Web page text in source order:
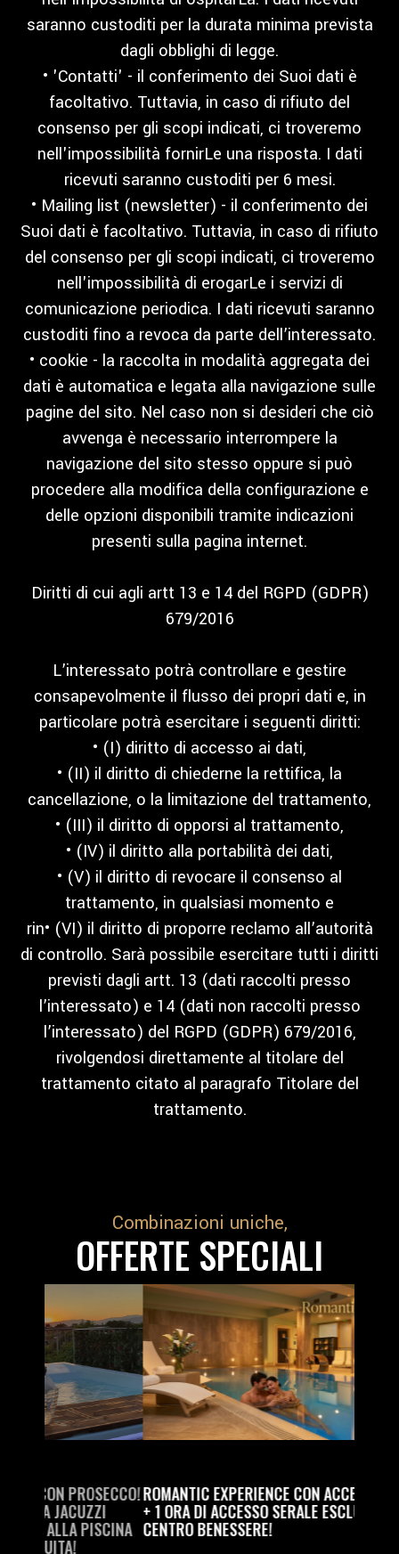
saranno custoditi per la durata minima prevista
dagli obblighi di legge.
• 'Contatti' - il conferimento dei Suoi dati è
facoltativo. Tuttavia, in caso di rifiuto del
consenso per gli scopi indicati, ci troveremo
nell'impossibilità fornirLe una risposta. I dati
ricevuti saranno custoditi per 6 mesi.
• Mailing list (newsletter) - il conferimento dei
Suoi dati è facoltativo. Tuttavia, in caso di rifiuto
del consenso per gli scopi indicati, ci troveremo
nell'impossibilità di erogarLe i servizi di
comunicazione periodica. I dati ricevuti saranno
custoditi fino a revoca da parte dell’interessato.
• cookie - la raccolta in modalità aggregata dei
dati è automatica e legata alla navigazione sulle
pagine del sito. Nel caso non si desideri che ciò
avvenga è necessario interrompere la
navigazione del sito stesso oppure si può
procedere alla modifica della configurazione e
delle opzioni disponibili tramite indicazioni
presenti sulla pagina internet.
Diritti di cui agli artt 13 e 14 del RGPD (GDPR)
679/2016
L’interessato potrà controllare e gestire
consapevolmente il flusso dei propri dati e, in
particolare potrà esercitare i seguenti diritti:
• (I) diritto di accesso ai dati,
• (II) il diritto di chiederne la rettifica, la
cancellazione, o la limitazione del trattamento,
• (III) il diritto di opporsi al trattamento,
• (IV) il diritto alla portabilità dei dati,
• (V) il diritto di revocare il consenso al
trattamento, in qualsiasi momento e
rin• (VI) il diritto di proporre reclamo all’autorità
di controllo. Sarà possibile esercitare tutti i diritti
previsti dagli artt. 13 (dati raccolti presso
l’interessato) e 14 (dati non raccolti presso
l’interessato) del RGPD (GDPR) 679/2016,
rivolgendosi direttamente al titolare del
trattamento citato al paragrafo Titolare del
trattamento.
Combinazioni uniche,
OFFERTE SPECIALI
ROMANTIC EXPERIENCE CON ACCESSO ALLA SPA
+ 1 ORA DI ACCESSO SERALE ESCLUSIVO AL
CENTRO BENESSERE!